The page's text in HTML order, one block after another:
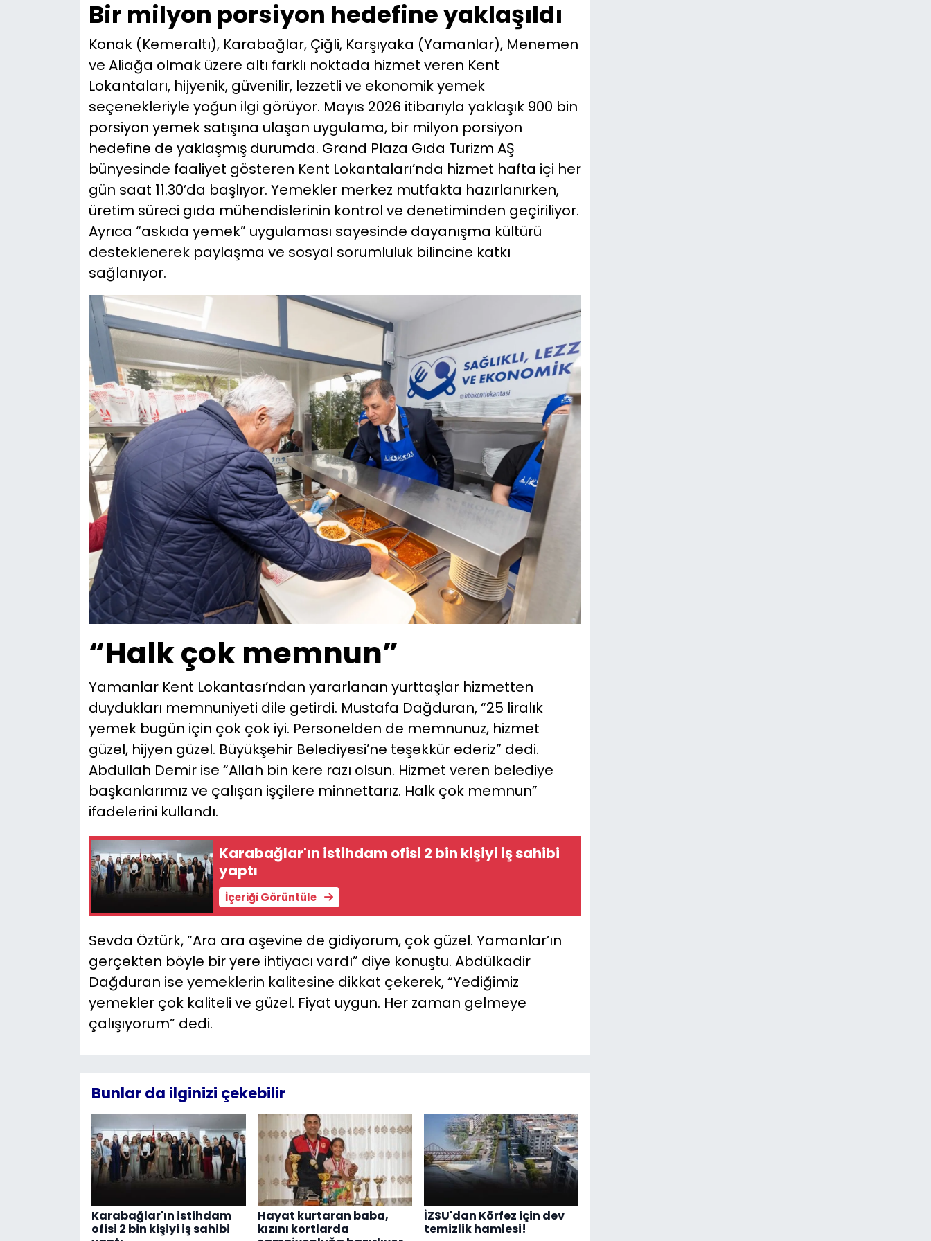
Bir milyon porsiyon hedefine yaklaşıldı
Konak (Kemeraltı), Karabağlar, Çiğli, Karşıyaka (Yamanlar), Menemen
ve Aliağa olmak üzere altı farklı noktada hizmet veren Kent
Lokantaları, hijyenik, güvenilir, lezzetli ve ekonomik yemek
seçenekleriyle yoğun ilgi görüyor. Mayıs 2026 itibarıyla yaklaşık 900 bin
porsiyon yemek satışına ulaşan uygulama, bir milyon porsiyon
hedefine de yaklaşmış durumda. Grand Plaza Gıda Turizm AŞ
bünyesinde faaliyet gösteren Kent Lokantaları’nda hizmet hafta içi her
gün saat 11.30’da başlıyor. Yemekler merkez mutfakta hazırlanırken,
üretim süreci gıda mühendislerinin kontrol ve denetiminden geçiriliyor.
Ayrıca “askıda yemek” uygulaması sayesinde dayanışma kültürü
desteklenerek paylaşma ve sosyal sorumluluk bilincine katkı
sağlanıyor.
“Halk çok memnun”
Yamanlar Kent Lokantası’ndan yararlanan yurttaşlar hizmetten
duydukları memnuniyeti dile getirdi. Mustafa Dağduran, “25 liralık
yemek bugün için çok çok iyi. Personelden de memnunuz, hizmet
güzel, hijyen güzel. Büyükşehir Belediyesi’ne teşekkür ederiz” dedi.
Abdullah Demir ise “Allah bin kere razı olsun. Hizmet veren belediye
başkanlarımız ve çalışan işçilere minnettarız. Halk çok memnun”
ifadelerini kullandı.
Karabağlar'ın istihdam ofisi 2 bin kişiyi iş sahibi
yaptı
İçeriği Görüntüle
Sevda Öztürk, “Ara ara aşevine de gidiyorum, çok güzel. Yamanlar’ın
gerçekten böyle bir yere ihtiyacı vardı” diye konuştu. Abdülkadir
Dağduran ise yemeklerin kalitesine dikkat çekerek, “Yediğimiz
yemekler çok kaliteli ve güzel. Fiyat uygun. Her zaman gelmeye
çalışıyorum” dedi.
Bunlar da ilginizi çekebilir
Karabağlar'ın istihdam
ofisi 2 bin kişiyi iş sahibi
Hayat kurtaran baba,
kızını kortlarda
İZSU'dan Körfez için dev
temizlik hamlesi!